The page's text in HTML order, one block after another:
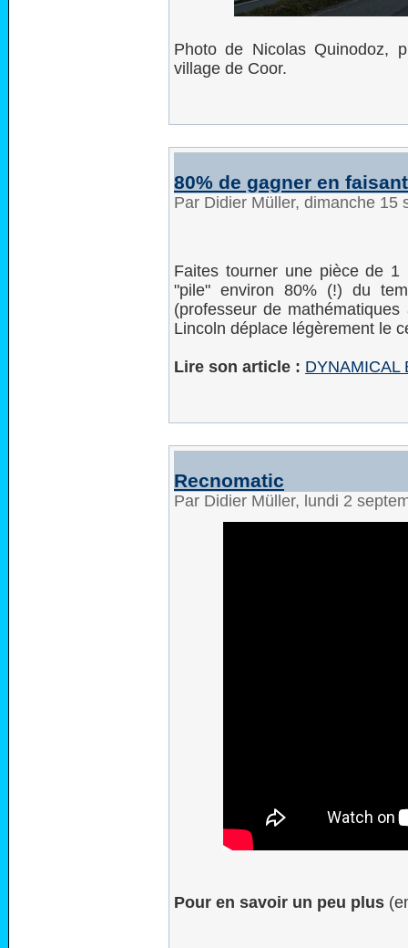
Photo de Nicolas Quinodoz,
village de Coor.
80% de gagner en
Par Didier Müller, dimanche
Faites tourner une pièce de
"pile" environ 80% (!) du
(professeur de
Lincoln déplace légèrement le
Lire son article : DYNAMICAL
Recnomatic
Par Didier Müller, lundi 2
Pour en savoir un peu plus